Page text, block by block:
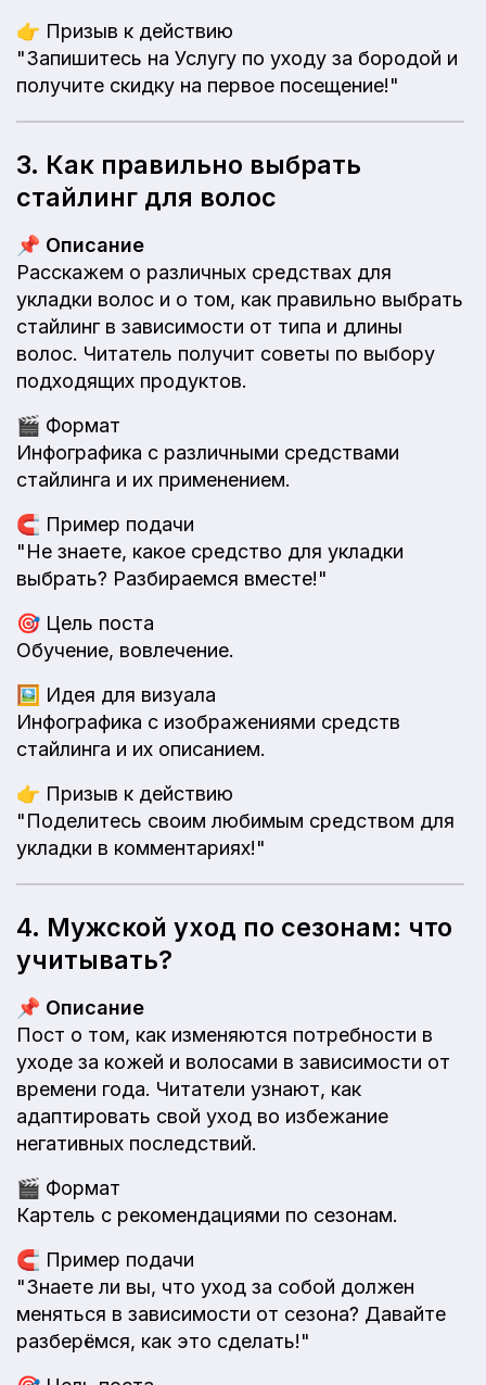
👉 Призыв к действию
"Запишитесь на Услугу по уходу за бородой и
получите скидку на первое посещение!"
3. Как правильно выбрать
стайлинг для волос
📌 Описание
Расскажем о различных средствах для
укладки волос и о том, как правильно выбрать
стайлинг в зависимости от типа и длины
волос. Читатель получит советы по выбору
подходящих продуктов.
🎬 Формат
Инфографика с различными средствами
стайлинга и их применением.
🧲 Пример подачи
"Не знаете, какое средство для укладки
выбрать? Разбираемся вместе!"
🎯 Цель поста
Обучение, вовлечение.
🖼️ Идея для визуала
Инфографика с изображениями средств
стайлинга и их описанием.
👉 Призыв к действию
"Поделитесь своим любимым средством для
укладки в комментариях!"
4. Мужской уход по сезонам: что
учитывать?
📌 Описание
Пост о том, как изменяются потребности в
уходе за кожей и волосами в зависимости от
времени года. Читатели узнают, как
адаптировать свой уход во избежание
негативных последствий.
🎬 Формат
Картель с рекомендациями по сезонам.
🧲 Пример подачи
"Знаете ли вы, что уход за собой должен
меняться в зависимости от сезона? Давайте
разберёмся, как это сделать!"